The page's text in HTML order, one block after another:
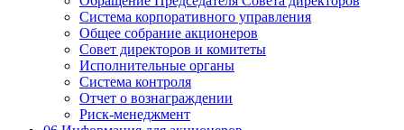
Система корпоративного управления
Общее собрание акционеров
Совет директоров и комитеты
Исполнительные органы
Система контроля
Отчет о вознаграждении
Риск-менеджмент